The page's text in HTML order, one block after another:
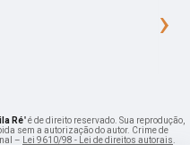
›
Ré" é de direito reservado. Sua reprodução,
sem a autorização do autor. Crime de
–
Lei 9610/98 - Lei de direitos autorais